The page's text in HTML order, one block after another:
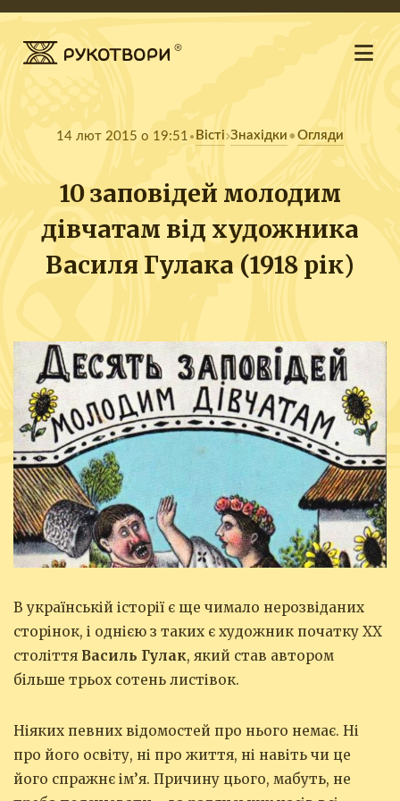
14 лют 2015 о 19:51 Вісті Знахідки • Огляди
10 заповідей молодим
дівчатам від художника
Василя Гулака (1918 рік)
В українській історії є ще чимало нерозвіданих
сторінок, і однією з таких є художник початку ХХ
століття Василь Гулак, який став автором
більше трьох сотень листівок.
Ніяких певних відомостей про нього немає. Ні
про його освіту, ні про життя, ні навіть чи це
його спражнє ім’я. Причину цього, мабуть, не